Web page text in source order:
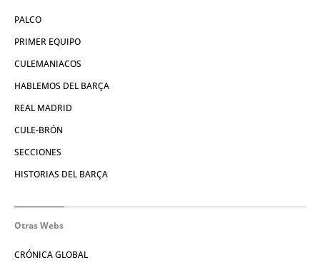
PALCO
PRIMER EQUIPO
CULEMANIACOS
HABLEMOS DEL BARÇA
REAL MADRID
CULE-BRÓN
SECCIONES
HISTORIAS DEL BARÇA
Otras Webs
CRÓNICA GLOBAL